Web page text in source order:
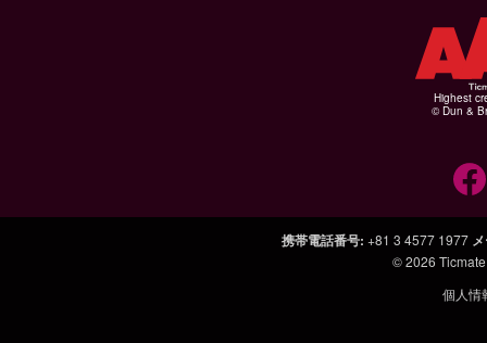
Highest
© Dun &
携帯電話番号: +81 3 4577 1977
© 2026
個人情